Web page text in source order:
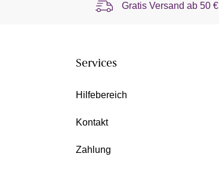
Gratis Versand ab50 €
Services
Hilfebereich
Kontakt
Zahlung